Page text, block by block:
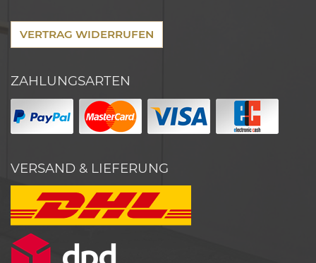
VERTRAG WIDERRUFEN
ZAHLUNGSARTEN
VERSAND & LIEFERUNG